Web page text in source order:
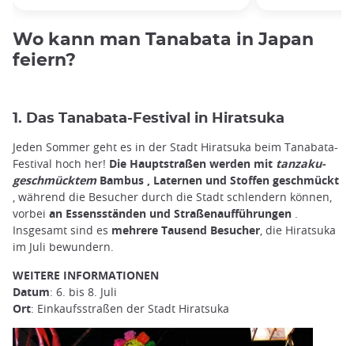
Wo kann man Tanabata in Japan
feiern?
1. Das Tanabata-Festival in Hiratsuka
Jeden Sommer geht es in der Stadt Hiratsuka beim Tanabata-
Festival hoch her! Die Hauptstraßen werden mit tanzaku-
geschmücktem Bambus , Laternen und Stoffen geschmückt
, während die Besucher durch die Stadt schlendern können,
vorbei an Essensständen und Straßenaufführungen .
Insgesamt sind es mehrere Tausend Besucher, die Hiratsuka
im Juli bewundern.
WEITERE INFORMATIONEN
Datum: 6. bis 8. Juli
Ort: Einkaufsstraßen der Stadt Hiratsuka